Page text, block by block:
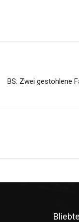
BS: Zwei gestohlene